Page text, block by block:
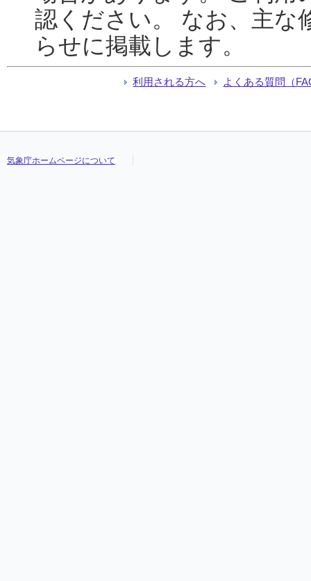
認ください。 なお、主な
らせに掲載します。
利用される方へ よくある質問（
気象庁ホームページについて